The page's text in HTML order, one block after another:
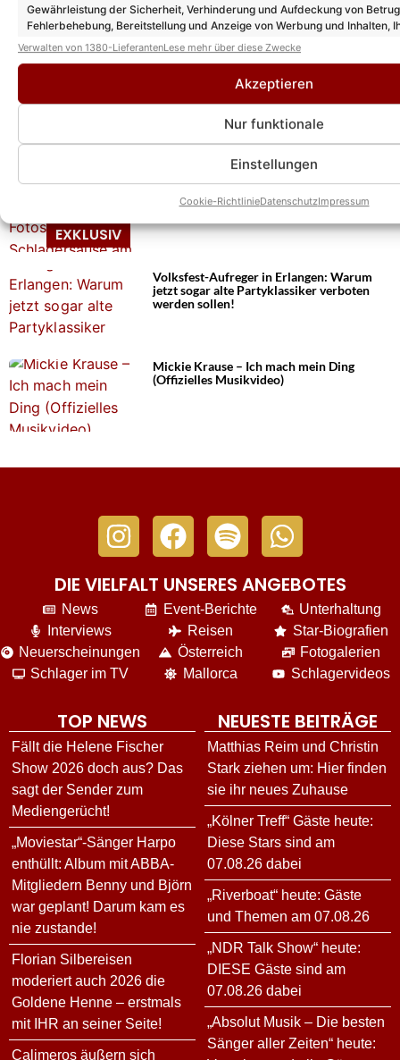
Gewährleistung der Sicherheit, Verhinderung und Aufdeckung von
Fehlerbehebung, Bereitstellung und Anzeige von Werbung und Inhalten,
Entscheidungen zum Datenschutz speichern und übermitteln.
Verwalten von 1380-LieferantenLese mehr über diese Zwecke
Akzeptieren
Nur funktionale
Einstellungen
Cookie-RichtlinieDatenschutzImpressum
Das könnte Euch auch interessieren:
„Coast in Concert“ begeisterte die Massen
„Coast in Concert“ 2026: Die schönsten
Fotos der Schlagersause am 05.06.26
Volksfest-Aufreger in Erlangen: Warum
jetzt sogar alte Partyklassiker verboten
werden sollen!
Mickie Krause – Ich mach mein Ding
(Offizielles Musikvideo)
DIE VIELFALT UNSERES ANGEBOTES
News
Interviews
Neuerscheinungen
Schlager im TV
Event-Berichte
Reisen
Österreich
Mallorca
Unterhaltung
Star-Biografien
Fotogalerien
Schlagervideos
TOP NEWS
Fällt die Helene Fischer
Show 2026 doch aus? Das
sagt der Sender zum
Mediengerücht!
„Moviestar“-Sänger Harpo
enthüllt: Album mit ABBA-
Mitgliedern Benny und Björn
war geplant! Darum kam es
nie zustande!
Florian Silbereisen
moderiert auch 2026 die
Goldene Henne – erstmals
mit IHR an seiner Seite!
Calimeros äußern sich
NEUESTE BEITRÄGE
Matthias Reim und Christin
Stark ziehen um: Hier finden
sie ihr neues Zuhause
„Kölner Treff“ Gäste heute:
Diese Stars sind am
07.08.26 dabei
„Riverboat“ heute: Gäste
und Themen am 07.08.26
„NDR Talk Show“ heute:
DIESE Gäste sind am
07.08.26 dabei
„Absolut Musik – Die besten
Sänger aller Zeiten“ heute: